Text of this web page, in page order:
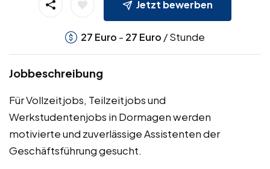
Jetzt bewerben
27 Euro - 27 Euro / Stunde
Jobbeschreibung
Für Vollzeitjobs, Teilzeitjobs und
Werkstudentenjobs in Dormagen werden
motivierte und zuverlässige Assistenten der
Geschäftsführung gesucht.